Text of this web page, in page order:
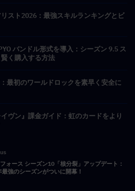
スト2026：最強スキルランキングとビ
バンドル形式を導入：シーズン 9.5 ス
く購入する方法
最初のワールドロックを素早く安全に
ヴン』課金ガイド：虹のカードをより
ォース シーズン10「核分裂」アップデート：
強のシーズンがついに開幕！